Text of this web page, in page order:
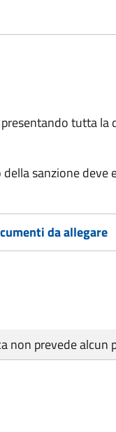
tutta
sanzione deve
da allegare
non prevede alcun